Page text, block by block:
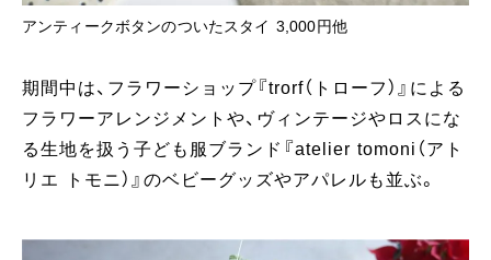
アンティークボタンのついたスタイ 3,000円他
期間中は、フラワーショップ『trorf（トローフ）』による
フラワーアレンジメントや、ヴィンテージやロスにな
る生地を扱う子ども服ブランド『atelier tomoni（アト
リエ トモニ）』のベビーグッズやアパレルも並ぶ。